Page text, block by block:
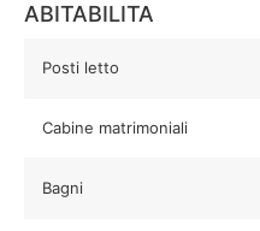
ABITABILITA
Posti letto
Cabine matrimoniali
Bagni